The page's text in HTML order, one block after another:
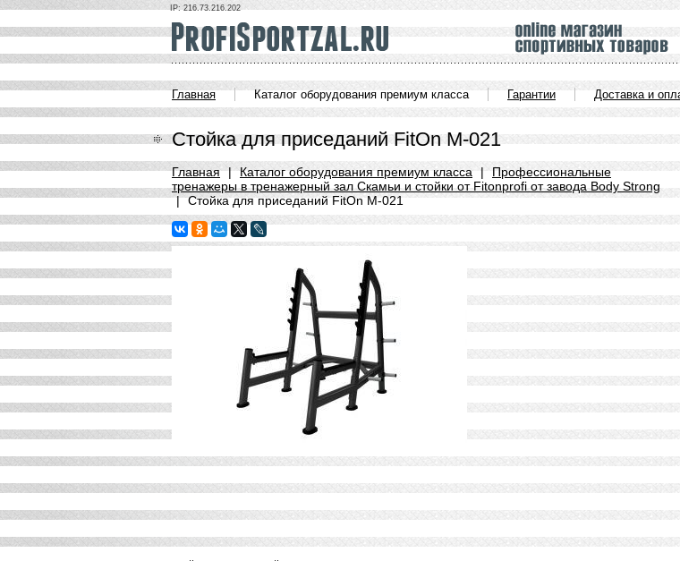
IP: 216.73.216.202
Главная Каталог оборудования премиум класса Гарантии Доставка и
Стойка для приседаний FitOn М-021
Главная | Каталог оборудования премиум класса |
Профессиональные
тренажеры в тренажерный зал Скамьи и стойки от Fitonprofi от завода Body Strong
| Стойка для приседаний FitOn М-021